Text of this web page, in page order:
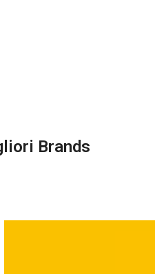
Brands